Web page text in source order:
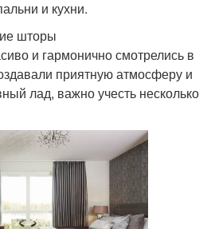
и кухни.
шторы
и гармонично смотрелись в
приятную атмосферу и
лад, важно учесть несколько